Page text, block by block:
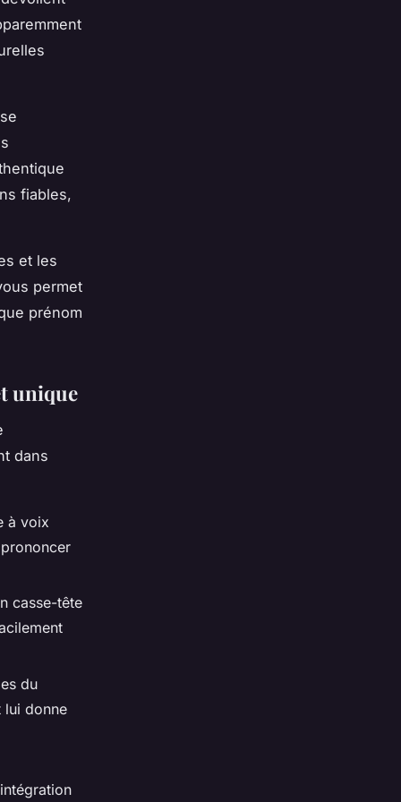
fiables,
et les
permet
prénom
unique
dans
à voix
casse-tête
du
lui donne